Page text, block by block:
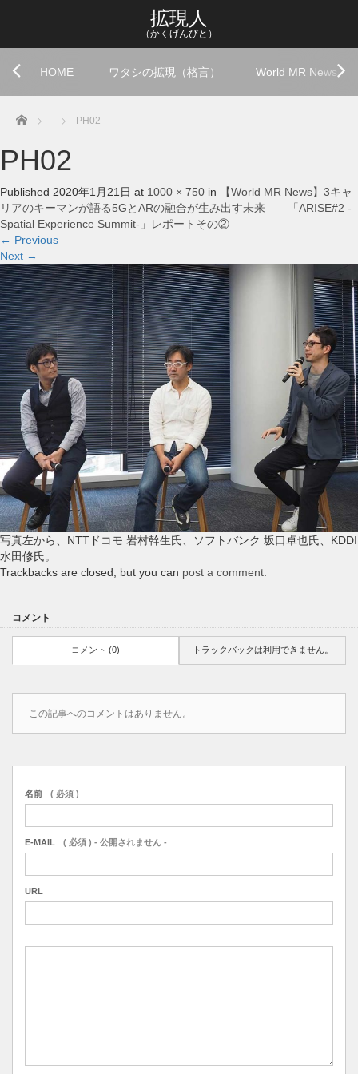
拡現人
（かくげんびと）
HOME ワタシの拡現（格言） World MR News
Home PH02
PH02
Published 2020年1月21日 at 1000 × 750 in
【World MR News】3キャ
リアのキーマンが語る5GとARの融合が生み出す未来――「ARISE#2 -
Spatial Experience Summit-」レポートその②
← Previous
Next →
写真左から、NTTドコモ 岩村幹生氏、ソフトバンク 坂口卓也氏、KDDI
水田修氏。
Trackbacks are closed, but you can post a comment
コメント
コメント (0) トラックバックは利用できません。
この記事へのコメントはありません。
名前 ( 必須 )
E-MAIL ( 必須 ) - 公開されません -
URL